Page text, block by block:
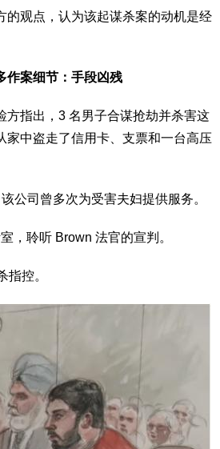
的观点，认为该起谋杀案的动机是经
作案细节：手段凶残
方指出，3 名男子合谋抢劫并杀害这
家中盗走了信用卡、支票和一台高压
公司曾多次为受害夫妇提供服务。
，聆听 Brown 法官的宣判。
控。